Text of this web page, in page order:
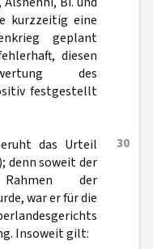
kurzzeitig eine
geplant
diesen
des
festgestellt
30
das Urteil
denn soweit der
der
war er für die
Insoweit gilt: